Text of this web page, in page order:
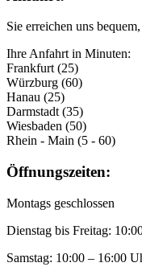
Sie erreichen uns
Ihre Anfahrt in Minuten:
Frankfurt (25)
Würzburg (60)
Hanau (25)
Darmstadt (35)
Wiesbaden (50)
Rhein - Main (5 - 60)
Öffnungszeiten:
Montags geschlossen
Dienstag bis Freitag:
Samstag: 10:00 – 16:00